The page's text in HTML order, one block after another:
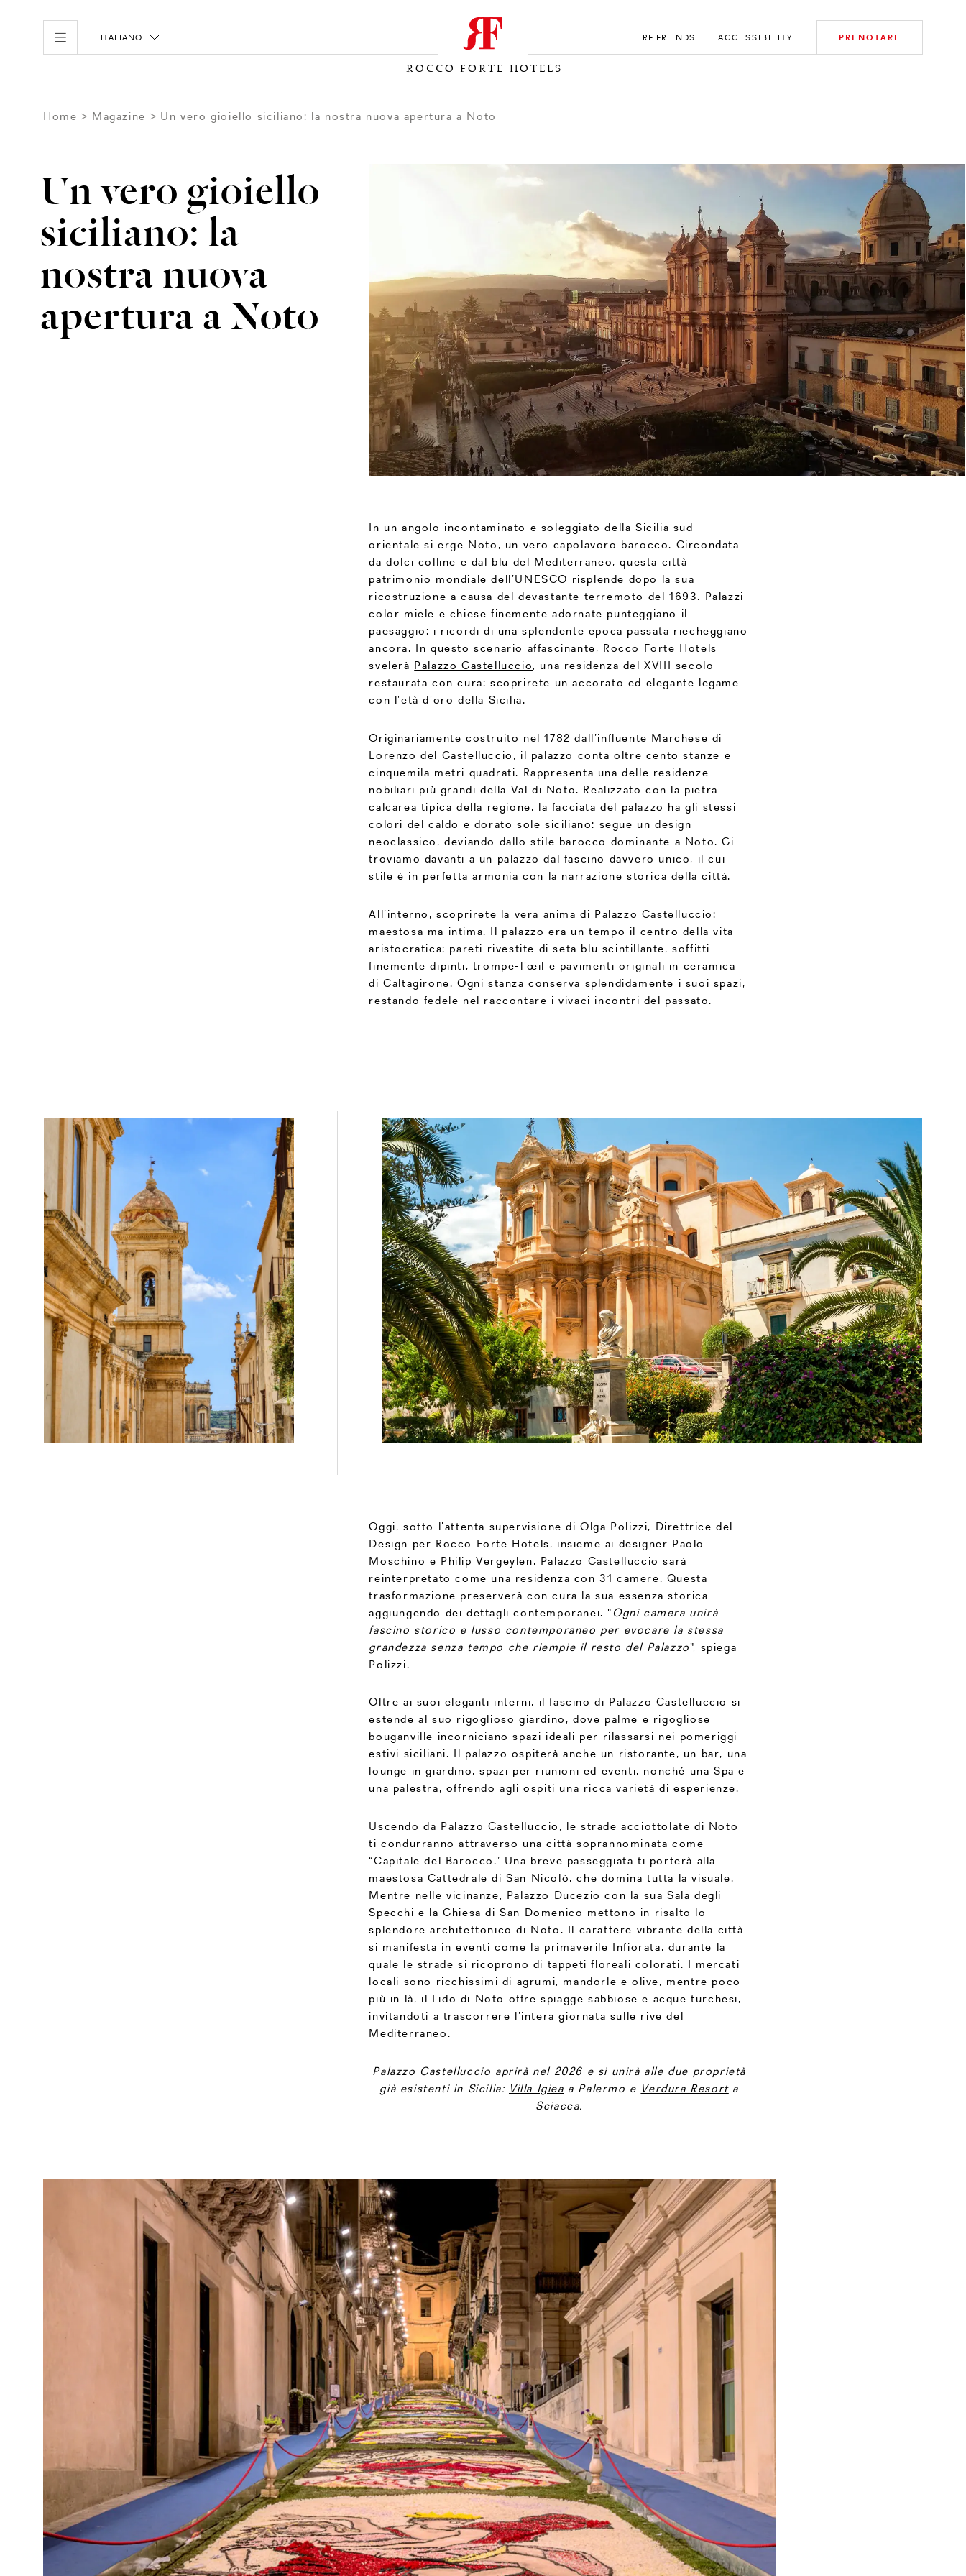
ITALIANO
ROCCO FORTE HOTELS
RF FRIENDS ACCESSIBILITY PRENOTARE
Home Magazine Un vero gioiello siciliano: la nostra nuova apertura a Noto
Un vero gioiello
siciliano: la
nostra nuova
apertura a Noto
In un angolo incontaminato e soleggiato della Sicilia sud-
orientale si erge Noto, un vero capolavoro barocco. Circondata
da dolci colline e dal blu del Mediterraneo, questa città
patrimonio mondiale dell’UNESCO risplende dopo la sua
ricostruzione a causa del devastante terremoto del 1693. Palazzi
color miele e chiese finemente adornate punteggiano il
paesaggio: i ricordi di una splendente epoca passata riecheggiano
ancora. In questo scenario affascinante, Rocco Forte Hotels
svelerà Palazzo Castelluccio, una residenza del XVIII secolo
restaurata con cura: scoprirete un accorato ed elegante legame
con l’età d’oro della Sicilia.
Originariamente costruito nel 1782 dall’influente Marchese di
Lorenzo del Castelluccio, il palazzo conta oltre cento stanze e
cinquemila metri quadrati. Rappresenta una delle residenze
nobiliari più grandi della Val di Noto. Realizzato con la pietra
calcarea tipica della regione, la facciata del palazzo ha gli stessi
colori del caldo e dorato sole siciliano: segue un design
neoclassico, deviando dallo stile barocco dominante a Noto. Ci
troviamo davanti a un palazzo dal fascino davvero unico, il cui
stile è in perfetta armonia con la narrazione storica della città.
All’interno, scoprirete la vera anima di Palazzo Castelluccio:
maestosa ma intima. Il palazzo era un tempo il centro della vita
aristocratica: pareti rivestite di seta blu scintillante, soffitti
finemente dipinti, trompe-l’œil e pavimenti originali in ceramica
di Caltagirone. Ogni stanza conserva splendidamente i suoi spazi,
restando fedele nel raccontare i vivaci incontri del passato.
Oggi, sotto l’attenta supervisione di Olga Polizzi, Direttrice del
Design per Rocco Forte Hotels, insieme ai designer Paolo
Moschino e Philip Vergeylen, Palazzo Castelluccio sarà
reinterpretato come una residenza con 31 camere. Questa
trasformazione preserverà con cura la sua essenza storica
aggiungendo dei dettagli contemporanei. " Ogni camera unirà
fascino storico e lusso contemporaneo per evocare la stessa
grandezza senza tempo che riempie il resto del Palazzo", spiega
Polizzi.
Oltre ai suoi eleganti interni, il fascino di Palazzo Castelluccio si
estende al suo rigoglioso giardino, dove palme e rigogliose
bouganville incorniciano spazi ideali per rilassarsi nei pomeriggi
estivi siciliani. Il palazzo ospiterà anche un ristorante, un bar, una
lounge in giardino, spazi per riunioni ed eventi, nonché una Spa e
una palestra, offrendo agli ospiti una ricca varietà di esperienze.
Uscendo da Palazzo Castelluccio, le strade acciottolate di Noto
ti condurranno attraverso una città soprannominata come
“Capitale del Barocco.” Una breve passeggiata ti porterà alla
maestosa Cattedrale di San Nicolò, che domina tutta la visuale.
Mentre nelle vicinanze, Palazzo Ducezio con la sua Sala degli
Specchi e la Chiesa di San Domenico mettono in risalto lo
splendore architettonico di Noto. Il carattere vibrante della città
si manifesta in eventi come la primaverile Infiorata, durante la
quale le strade si ricoprono di tappeti floreali colorati. I mercati
locali sono ricchissimi di agrumi, mandorle e olive, mentre poco
più in là, il Lido di Noto offre spiagge sabbiose e acque turchesi,
invitandoti a trascorrere l’intera giornata sulle rive del
Mediterraneo.
Palazzo Castelluccio aprirà nel 2026 e si unirà alle due proprietà
già esistenti in Sicilia: Villa Igiea a Palermo e Verdura Resorta
Sciacca.